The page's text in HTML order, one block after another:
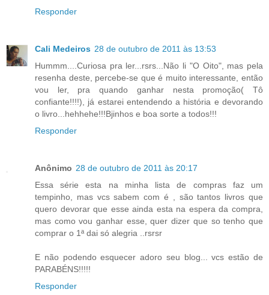
Responder
Cali Medeiros 28 de outubro de 2011 às 13:53
Hummm....Curiosa pra ler...rsrs...Não li "O Oito", mas pela
resenha deste, percebe-se que é muito interessante, então
vou ler, pra quando ganhar nesta promoção( Tô
confiante!!!!), já estarei entendendo a história e devorando
o livro...hehhehe!!!Bjinhos e boa sorte a todos!!!
Responder
Anônimo 28 de outubro de 2011 às 20:17
Essa série esta na minha lista de compras faz um
tempinho, mas vcs sabem com é , são tantos livros que
quero devorar que esse ainda esta na espera da compra,
mas como vou ganhar esse, quer dizer que so tenho que
comprar o 1ª dai só alegria ..rsrsr
E não podendo esquecer adoro seu blog... vcs estão de
PARABÉNS!!!!!
Responder